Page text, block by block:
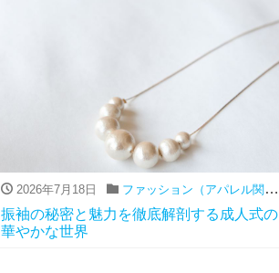
2026年7月18日 ファッション（アパレル関連）
振袖の秘密と魅力を徹底解剖する成人式の
華やかな世界